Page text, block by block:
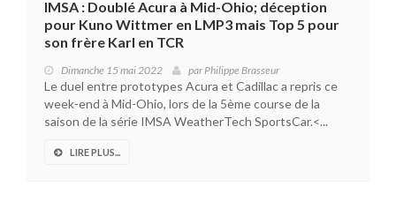
IMSA : Doublé Acura à Mid-Ohio; déception
pour Kuno Wittmer en LMP3 mais Top 5 pour
son frère Karl en TCR
Dimanche 15 mai 2022 parPhilippe Brasseur
Le duel entre prototypes Acura et Cadillac a repris ce
week-end à Mid-Ohio, lors de la 5ème course de la
saison de la série IMSA WeatherTech SportsCar.<...
LIRE PLUS...